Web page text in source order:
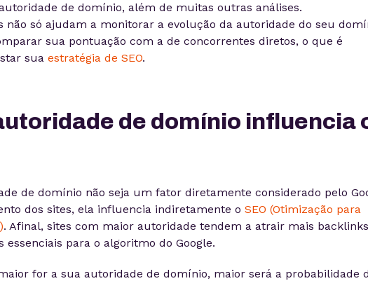
de domínio, além de muitas outras análises.
não só ajudam a monitorar a evolução da autoridade do seu
sua pontuação com a de concorrentes diretos, o que é
sua estratégia de SEO.
de domínio influencia
de domínio não seja um fator diretamente considerado pelo
dos sites, ela influencia indiretamente o SEO (Otimização para
. Afinal, sites com maior autoridade tendem a atrair mais
essenciais para o algoritmo do Google.
for a sua autoridade de domínio, maior será a probabilidade